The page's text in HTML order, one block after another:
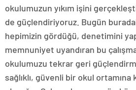
okulumuzun yıkım işini
de güçlendiriyoruz. Bugün
hepimizin gördüğü, denetimini
memnuniyet uyandıran bu
okulumuzu tekrar geri
sağlıklı, güvenli bir okul